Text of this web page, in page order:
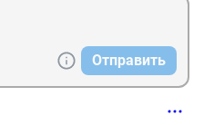
Отправить